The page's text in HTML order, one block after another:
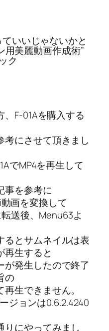
いいじゃないかと
用美麗動画作成術”
ク
F-01Aを購入する
考にさせて頂きまし
でMP4を再生して
事を参考に
画を変換して
送後、Menu63よ
るとサムネイルは表
再生すると
が発生したので終了
の
生できません。
ジョンは0.6.2.4240
りにやってみまし